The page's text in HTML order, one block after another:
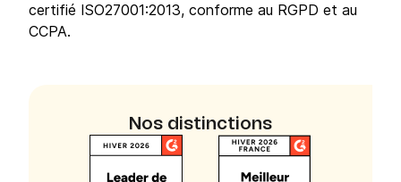
certifié ISO27001:2013, conforme au RGPD et au
CCPA.
Nos distinctions